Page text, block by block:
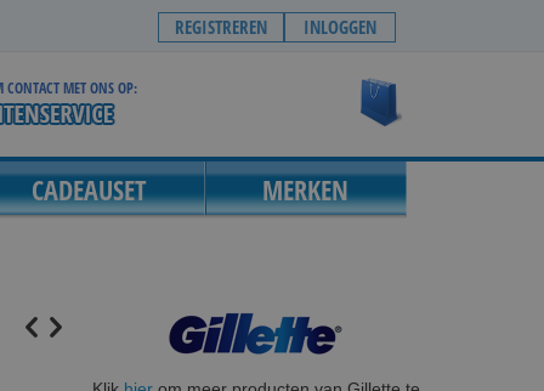
REGISTREREN INLOGGEN
CONTACT MET ONS OP:
CADEAUSET MERKEN